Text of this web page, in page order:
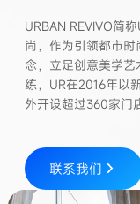
内衣
资产
URBAN REVIVO简
尚，作为引领都市时
念，立足创意美学
练，UR在2016年以
外开设超过360家门
联系我们